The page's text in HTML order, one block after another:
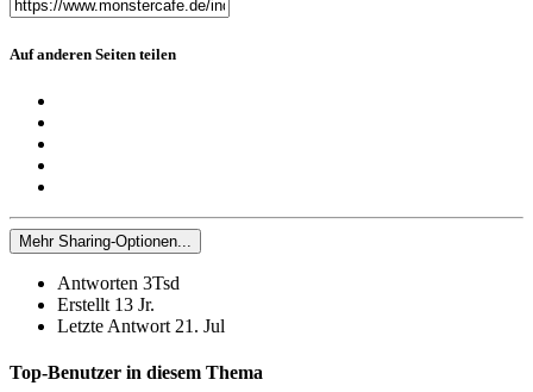
Auf anderen Seiten teilen
Mehr Sharing-Optionen...
Antworten 3Tsd
Erstellt 13 Jr.
Letzte Antwort 21. Jul
Top-Benutzer in diesem Thema